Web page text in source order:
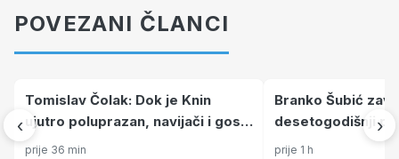
POVEZANI ČLANCI
‹
Tomislav Čolak: Dok je Knin
ujutro poluprazan, navijači i gost
iz Hong Konga održavaju duh
prije 36 min
Branko Šubić
desetogodišnji
povezao krajeve
prije 1 h
›